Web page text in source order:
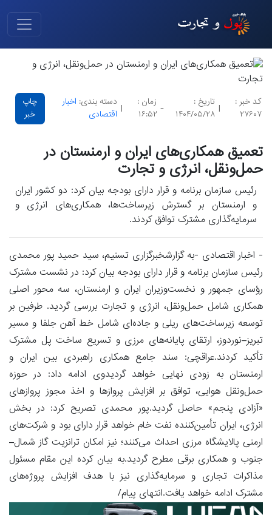
کد خبر :
۲۷۶۰۷
|
تاریخ :
۱۴۰۴/۰۵/۲۸
-
زمان :
۱۶:۵۲
|
دسته بندی: اخبار
اقتصادی
چاپ
خبر
تعمیق همکاری‌های ایران و ارمنستان در
حمل‌ونقل، انرژی و تجارت
رئیس سازمان برنامه و قرار دارای بودجه بیان کرد: دو کشور ایران
و ارمنستان بر گسترش زیرساخت‌ها، همکاری‌های انرژی و
سرمایه‌گذاری مشترک توافق کردند.
- اخبار اقتصادی -به گزارشخبرگزاری تسنیم، سید حمید پور محمدی
رئیس سازمان برنامه و قرار دارای بودجه بیان کرد: در نشست مشترک
رؤسای جمهور و نخست‌وزیران ایران و ارمنستان، سه محور اصلی
همکاری شامل حمل‌ونقل، انرژی و تجارت بررسی گردید. طرفین بر
توسعه زیرساخت‌های ریلی و جاده‌ای شامل خط آهن جلفا و مسیر
تبریز–نوردوز، ارتقای پایانه‌های مرزی و تسریع ساخت پل مشترک
تأکید کردند.عراقچی: سند جامع همکاری راهبردی بین ایران و
ارمنستان به زودی نهایی خواهد گردیدوی ادامه داد: در حوزه
حمل‌ونقل هوایی، توافق بر افزایش پروازها و اخذ مجوز پروازهای
«آزادی پنجم» حاصل گردید.پور محمدی تصریح کرد: در بخش
انرژی، ایران تأمین‌کننده نفت خام خواهد قرار دارای بود و شرکت‌های
ارمنی پالایشگاه مرزی احداث می‌کنند؛ نیز امکان ترانزیت گاز شمال–
جنوب و همکاری برقی مطرح گردید.به بیان کرده این مقام مسئول
مذاکرات تجاری و سرمایه‌گذاری نیز با هدف افزایش پروژه‌های
مشترک ادامه خواهد یافت.انتهای پیام/